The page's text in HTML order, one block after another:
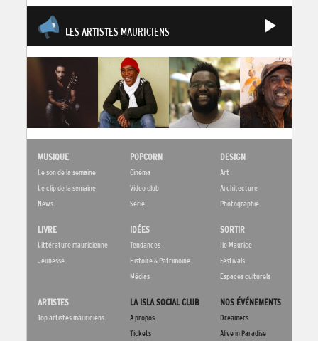
LES ARTISTES MAURICIENS
MUSIQUE
Le son de la semaine
Le clip de la semaine
News
POPCORN
Cinéma
Video club
Série
DESIGN
Art
Architecture
Photographie
LIVRE
Littérature mauricienne
Jeunesse
IDÉES
Tendances
Histoire & Patrimoine
Médias
SORTIR
Ile Maurice
Festivals
Espaces culturels
ARTISTES
Top artistes mauriciens
LA ISLA SOCIAL CLUB
A propos
Tickets
NOS ÉVÉNEMENTS
Dreamers
Alive in Paradise